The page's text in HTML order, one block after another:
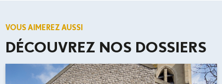
VOUS AIMEREZ AUSSI
DÉCOUVREZ NOS DOSSIERS